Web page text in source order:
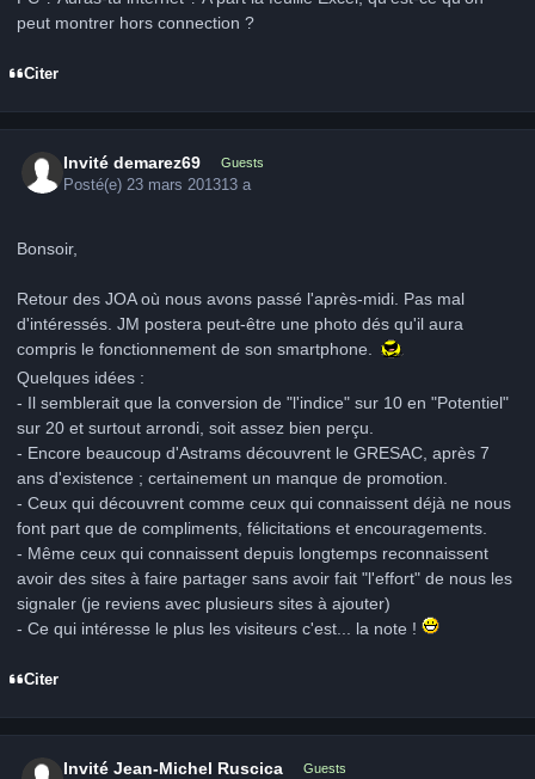
peut montrer hors connection ?
Citer
Invité demarez69 Guests
Posté(e) 23 mars 201313 a
Bonsoir,
Retour des JOA où nous avons passé l'après-midi. Pas mal
d'intéressés. JM postera peut-être une photo dés qu'il aura
compris le fonctionnement de son smartphone.
Quelques idées :
- Il semblerait que la conversion de "l'indice" sur 10 en "Potentiel"
sur 20 et surtout arrondi, soit assez bien perçu.
- Encore beaucoup d'Astrams découvrent le GRESAC, après 7
ans d'existence ; certainement un manque de promotion.
- Ceux qui découvrent comme ceux qui connaissent déjà ne nous
font part que de compliments, félicitations et encouragements.
- Même ceux qui connaissent depuis longtemps reconnaissent
avoir des sites à faire partager sans avoir fait "l'effort" de nous les
signaler (je reviens avec plusieurs sites à ajouter)
- Ce qui intéresse le plus les visiteurs c'est... la note !
Citer
Invité Jean-Michel Ruscica Guests